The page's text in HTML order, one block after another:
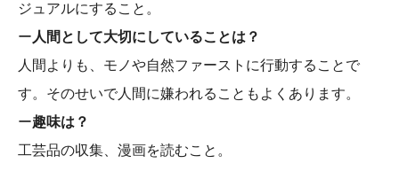
ジュアルにすること。
ー 人間として大切にしていることは？
人間よりも、モノや自然ファーストに行動することで
す。そのせいで人間に嫌われることもよくあります。
ー趣味は？
工芸品の収集、漫画を読むこと。